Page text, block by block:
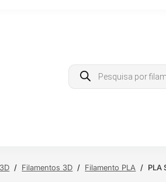
Products
search
/ Filamentos 3D / Filamento PLA / PLA